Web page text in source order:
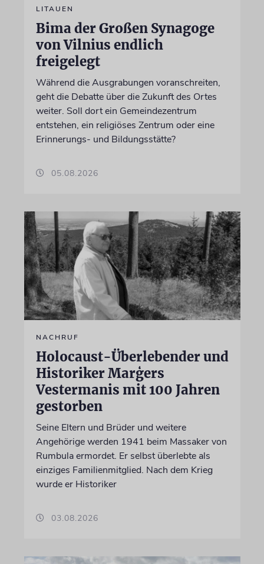
LITAUEN
Bima der Großen Synagoge
von Vilnius endlich
freigelegt
Während die Ausgrabungen voranschreiten,
geht die Debatte über die Zukunft des Ortes
weiter. Soll dort ein Gemeindezentrum
entstehen, ein religiöses Zentrum oder eine
Erinnerungs- und Bildungsstätte?
05.08.2026
NACHRUF
Holocaust-Überlebender und
Historiker Marģers
Vestermanis mit 100 Jahren
gestorben
Seine Eltern und Brüder und weitere
Angehörige werden 1941 beim Massaker von
Rumbula ermordet. Er selbst überlebte als
einziges Familienmitglied. Nach dem Krieg
wurde er Historiker
03.08.2026